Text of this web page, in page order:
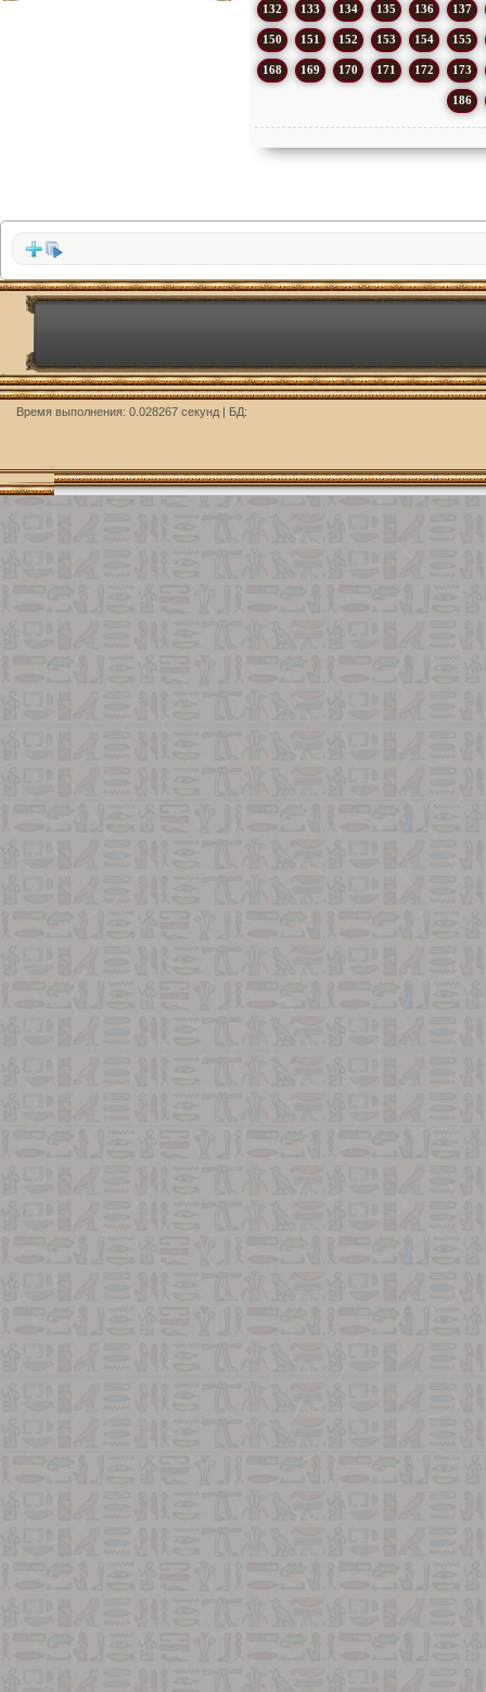
132 133 134 135 136 137
150 151 152 153 154 155
168 169 170 171 172 173
186
Время выполнения: 0.028267 секунд | БД: